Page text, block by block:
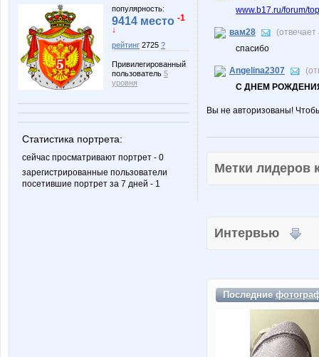
популярность:
9414 место -1
↓
рейтинг 2725 ?
Привилегированный
пользователь 5
уровня
Статистика портрета:
сейчас просматривают портрет - 0
зарегистрированные пользователи
посетившие портрет за 7 дней - 1
www.b17.ru/forum/
вам28
спасибо
Angelina2307
С ДНЕМ
Вы не авторизованы!
Метки
Интервью
Последние